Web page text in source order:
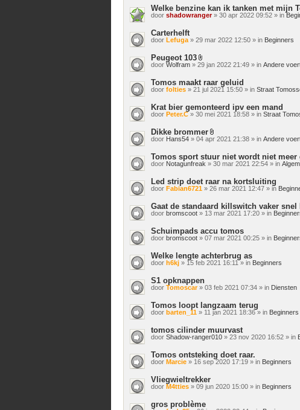
Welke benzine kan ik tanken met mijn
door shadowranger» 30 apr 2022 09:52 » in
Carterhelft
door Lefuga» 29 mar 2022 12:50 » in Beginners
Peugeot 103
Bijlage(n)
door Wolfram» 29 jan 2022 21:49 » in Andere
Tomos maakt raar geluid
door folties» 21 jul 2021 15:50 » in Straat
Krat bier gemonteerd ipv een mand
door Peter.C» 30 mei 2021 18:58 » in Straat
Dikke brommer
Bijlage(n)
door Hans54» 04 apr 2021 21:38 » in Andere
Tomos sport stuur niet wordt niet meer
door Notagunfreak» 30 mar 2021 22:54 » in
Led strip doet raar na kortsluiting
door Fabian6721» 26 mar 2021 12:47 » in
Gaat de standaard killswitch vaker snel
door bromscoot» 13 mar 2021 17:20 » in
Schuimpads accu tomos
door bromscoot» 07 mar 2021 00:25 » in
Welke lengte achterbrug as
door h6kj» 15 feb 2021 16:11 » in Beginners
S1 opknappen
door Tomoscar» 03 feb 2021 07:34 » in Diensten
Tomos loopt langzaam terug
door barten_11» 11 jan 2021 18:36 » in Beginners
tomos cilinder muurvast
door Shadow-ranger010» 23 nov 2020 16:52 » in
Tomos ontsteking doet raar.
door Marcie» 16 sep 2020 17:19 » in Beginners
Vliegwieltrekker
door M4tties» 09 jun 2020 15:00 » in Beginners
gros problème